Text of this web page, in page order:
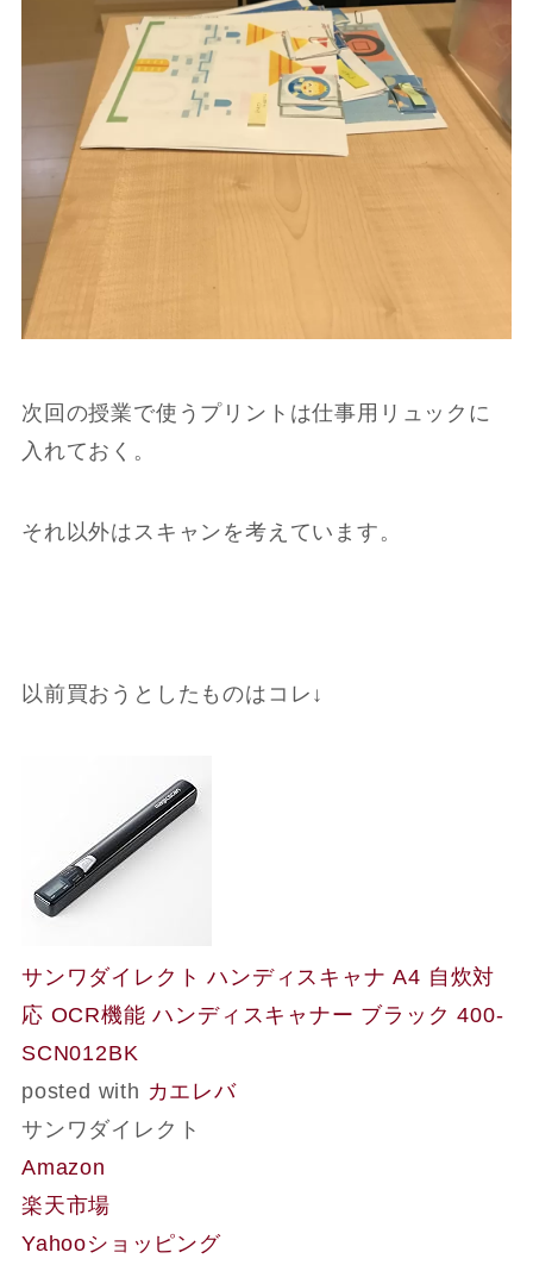
次回の授業で使うプリントは仕事用リュックに
入れておく。
それ以外はスキャンを考えています。
以前買おうとしたものはコレ↓
サンワダイレクト ハンディスキャナ A4 自炊対
応 OCR機能 ハンディスキャナー ブラック 400-
SCN012BK
posted with カエレバ
サンワダイレクト
Amazon
楽天市場
Yahooショッピング